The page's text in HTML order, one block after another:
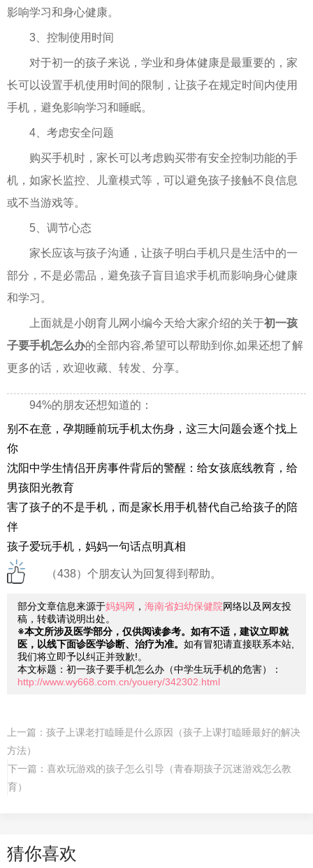
影响学习和身心健康。
3、控制使用时间
对于初一的孩子来说，学业和身体健康是最重要的，家
长可以设置手机使用时间的限制，让孩子在规定时间内使用
手机，避免影响学习和睡眠。
4、考虑安全问题
购买手机时，家长可以考虑购买带有安全控制功能的手
机，如家长监控、儿童模式等，可以避免孩子接触不良信息
或不当游戏等。
5、调节心态
家长应该与孩子沟通，让孩子明白手机只是生活中的一
部分，不是必需品，避免孩子盲目追求手机而影响身心健康
和学习。
上面就是小朗育儿网小编今天给大家介绍的关于初一孩
子要手机怎么办的全部内容,希望可以帮助到你,如果还想了解
更多的话，欢迎收藏、转发、分享。
94%的朋友还想知道的：
别不在意，孕期睡前玩手机太伤身，这三大问题会逐个找上
你
沈阳中学生情侣开房事件背后的警醒：给女孩底线教育，给
男孩阳光教育
害了孩子的不是手机，而是家长用手机替代自己给孩子的陪
伴
孩子爱玩手机，妈妈一句话点明真相
（438）个朋友认为回复得到帮助。
部分文章信息来源于妈妈网 ， 海南省妇幼保健院网络以及网友投
稿，转载请说明出处。
※本文所涉及医学部分，仅供阅读参考。如有不适，建议立即就
医，以线下面诊医学诊断、治疗为准。 如有冒犯请直接联系本站,
我们将立即予以纠正并致歉!。
本文标题：初一孩子要手机怎么办（中学生玩手机的危害）：
http://www.wy668.com.cn/youery/342302.html
上一篇： 孩子上课老打瞌睡是什么原因（孩子上课打瞌睡最好的解决
方法）
下一篇： 喜欢玩游戏的孩子怎么引导（青春期孩子沉迷游戏怎么教
育）
猜你喜欢